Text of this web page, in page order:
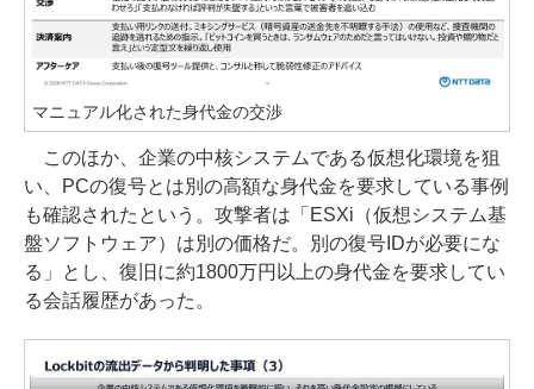
マニュアル化された身代金の交渉
このほか、企業の中核システムである仮想化環境を狙
い、PCの復号とは別の高額な身代金を要求している事例
も確認されたという。攻撃者は「ESXi（仮想システム基
盤ソフトウェア）は別の価格だ。別の復号IDが必要にな
る」とし、復旧に約1800万円以上の身代金を要求してい
る会話履歴があった。